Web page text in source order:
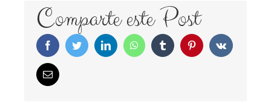
Comparte este Post
FacebookTwitterLinkedInWhatsAppTumblr PinterestVk
Correo
electrónico